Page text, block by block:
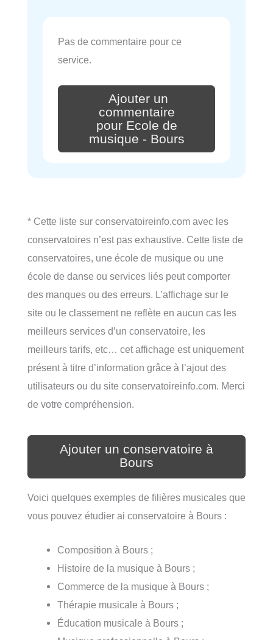
Pas de commentaire pour ce
service.
Ajouter un
commentaire
pour Ecole de
musique - Bours
* Cette liste sur conservatoireinfo.com avec les
conservatoires n’est pas exhaustive. Cette liste de
conservatoires, une école de musique ou une
école de danse ou services liés peut comporter
des manques ou des erreurs. L’affichage sur le
site ou le classement ne reflète en aucun cas les
meilleurs services d’un conservatoire, les
meilleurs tarifs, etc… cet affichage est uniquement
présent à titre d’information grâce à l’ajout des
utilisateurs ou du site conservatoireinfo.com. Merci
de votre compréhension.
Ajouter un conservatoire à
Bours
Voici quelques exemples de filières musicales que
vous pouvez étudier ai conservatoire à Bours :
Composition à Bours ;
Histoire de la musique à Bours ;
Commerce de la musique à Bours ;
Thérapie musicale à Bours ;
Éducation musicale à Bours ;